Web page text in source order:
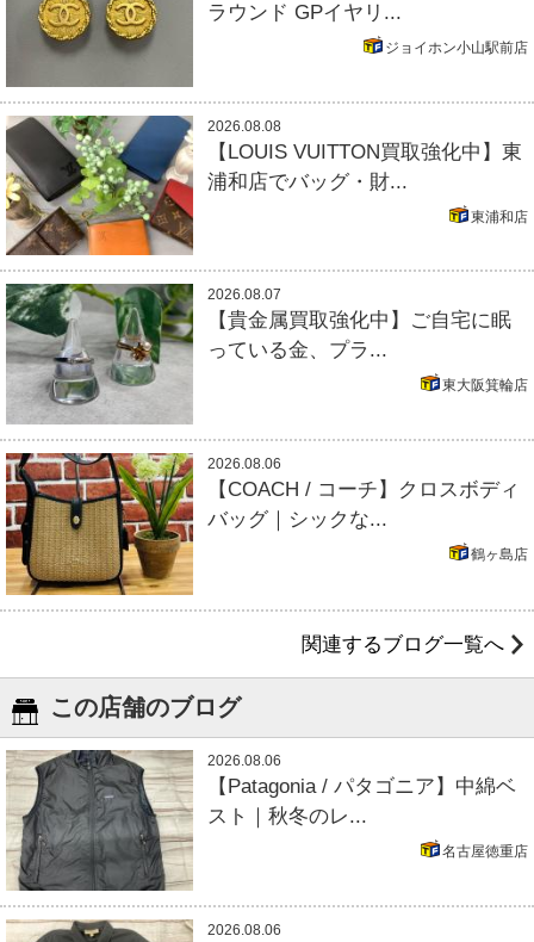
ラウンド GPイヤリ...
ジョイホン小山駅前店
2026.08.08
【LOUIS VUITTON買取強化中】東
浦和店でバッグ・財...
東浦和店
2026.08.07
【貴金属買取強化中】ご自宅に眠
っている金、プラ...
東大阪箕輪店
2026.08.06
【COACH / コーチ】クロスボディ
バッグ｜シックな...
鶴ヶ島店
関連するブログ一覧へ
この店舗のブログ
2026.08.06
【Patagonia / パタゴニア】中綿ベ
スト｜秋冬のレ...
名古屋徳重店
2026.08.06